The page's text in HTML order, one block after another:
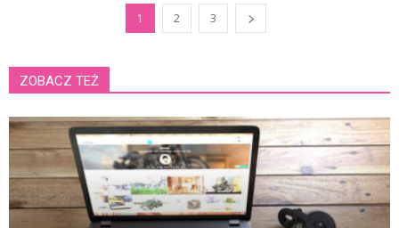
1 2 3
ZOBACZ TEŻ